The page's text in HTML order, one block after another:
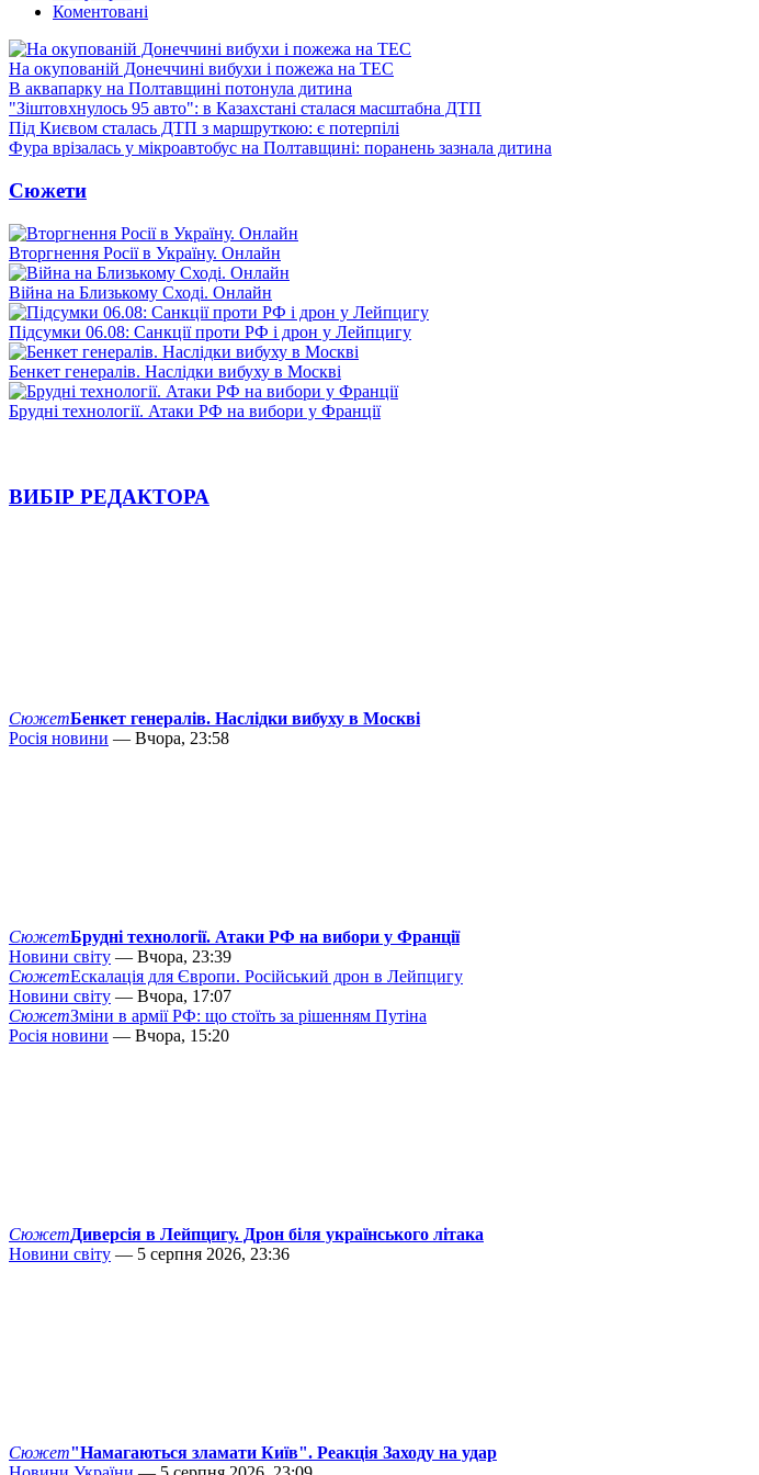
Коментовані
На окупованій Донеччині вибухи і пожежа на ТЕС
В аквапарку на Полтавщині потонула дитина
"Зіштовхнулось 95 авто": в Казахстані сталася масштабна ДТП
Під Києвом сталась ДТП з маршруткою: є потерпілі
Фура врізалась у мікроавтобус на Полтавщині: поранень зазнала дитина
Сюжети
Вторгнення Росії в Україну. Онлайн
Війна на Близькому Сході. Онлайн
Підсумки 06.08: Санкції проти РФ і дрон у Лейпцигу
Бенкет генералів. Наслідки вибуху в Москві
Брудні технології. Атаки РФ на вибори у Франції
ВИБІР РЕДАКТОРА
СюжетБенкет генералів. Наслідки вибуху в Москві
Росія новини — Вчора, 23:58
СюжетБрудні технології. Атаки РФ на вибори у Франції
Новини світу — Вчора, 23:39
СюжетЕскалація для Європи. Російський дрон в Лейпцигу
Новини світу — Вчора, 17:07
СюжетЗміни в армії РФ: що стоїть за рішенням Путіна
Росія новини — Вчора, 15:20
СюжетДиверсія в Лейпцигу. Дрон біля українського літака
Новини світу — 5 серпня 2026, 23:36
Сюжет"Намагаються зламати Київ". Реакція Заходу на удар